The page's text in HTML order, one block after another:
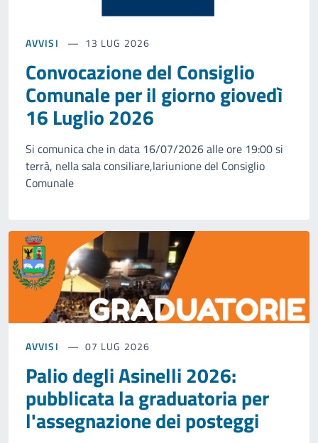
AVVISI 13 LUG 2026
Convocazione del Consiglio
Comunale per il giorno giovedì
16 Luglio 2026
Si comunica che in data 16/07/2026 alle ore 19:00 si
terrà, nella sala consiliare,lariunione del Consiglio
Comunale
AVVISI 07 LUG 2026
Palio degli Asinelli 2026:
pubblicata la graduatoria per
l'assegnazione dei posteggi